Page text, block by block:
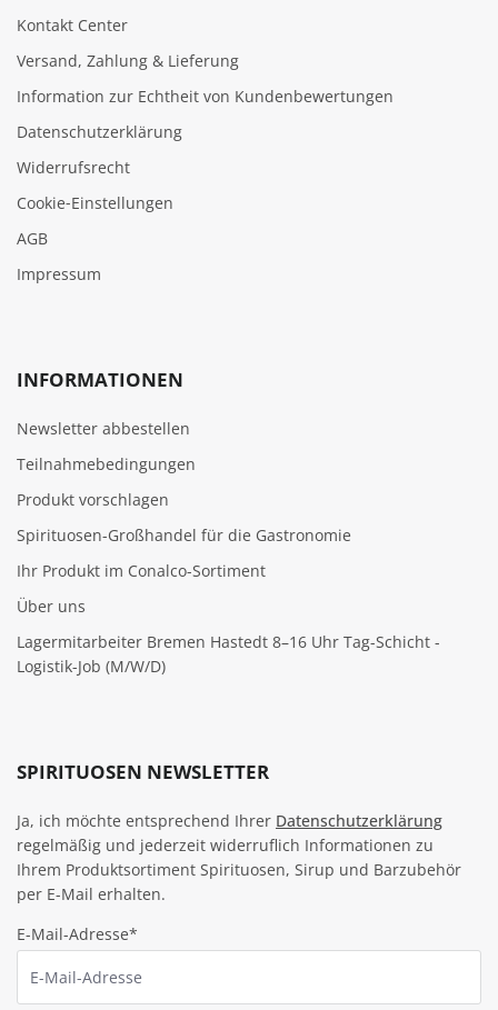
Kontakt Center
Versand, Zahlung & Lieferung
Information zur Echtheit von Kundenbewertungen
Datenschutzerklärung
Widerrufsrecht
Cookie‑Einstellungen
AGB
Impressum
INFORMATIONEN
Newsletter abbestellen
Teilnahmebedingungen
Produkt vorschlagen
Spirituosen-Großhandel für die Gastronomie
Ihr Produkt im Conalco-Sortiment
Über uns
Lagermitarbeiter Bremen Hastedt 8–16 Uhr Tag-Schicht -
Logistik-Job (M/W/D)
SPIRITUOSEN NEWSLETTER
Ja, ich möchte entsprechend Ihrer Datenschutzerklärung
regelmäßig und jederzeit widerruflich Informationen zu
Ihrem Produktsortiment Spirituosen, Sirup und Barzubehör
per E-Mail erhalten.
E-Mail-Adresse*